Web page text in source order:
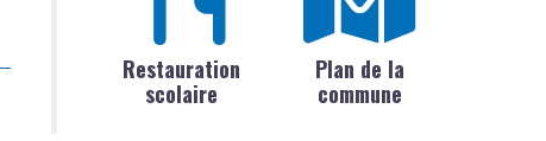
Restauration
scolaire
Plan de la
commune